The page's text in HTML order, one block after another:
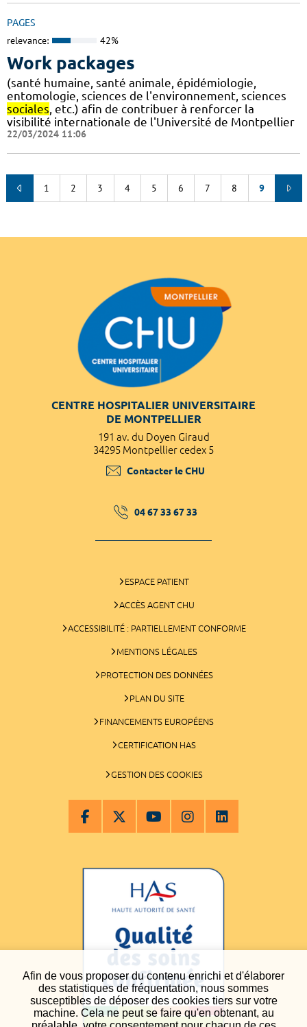
Afin de vous proposer du contenu enrichi et d'élaborer
des statistiques de fréquentation, nous sommes
susceptibles de déposer des cookies tiers sur votre
machine. Cela ne peut se faire qu'en obtenant, au
PAGES
relevance: 42%
Work packages
(santé humaine, santé animale, épidémiologie,
entomologie, sciences de l'environnement, sciences
sociales, etc.) afin de contribuer à renforcer la
visibilité internationale de l'Université de Montpellier
22/03/2024 11:06
1 2 3 4 5 6 7 8 9
CENTRE HOSPITALIER UNIVERSITAIRE
DE MONTPELLIER
191 av. du Doyen Giraud
34295 Montpellier cedex 5
Contacter le CHU
04 67 33 67 33
ESPACE PATIENT
ACCÈS AGENT CHU
ACCESSIBILITÉ : PARTIELLEMENT CONFORME
MENTIONS LÉGALES
PROTECTION DES DONNÉES
PLAN DU SITE
FINANCEMENTS EUROPÉENS
CERTIFICATION HAS
GESTION DES COOKIES